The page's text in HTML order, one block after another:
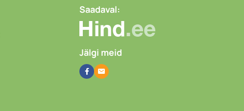
Saadaval:
Jälgi meid